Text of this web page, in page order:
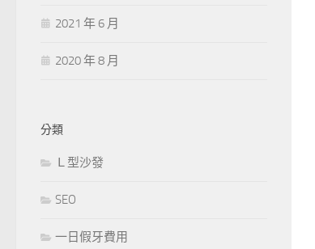
2021 年 6 月
2020 年 8 月
分類
Ｌ型沙發
SEO
一日假牙費用